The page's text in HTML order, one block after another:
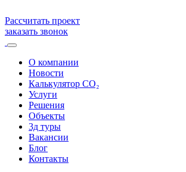
Рассчитать проект
заказать звонок
О компании
Новости
Калькулятор CO₂
Услуги
Решения
Объекты
3д туры
Вакансии
Блог
Контакты